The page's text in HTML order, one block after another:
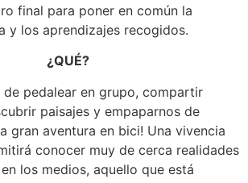
final para poner en común la
y los aprendizajes recogidos.
¿QUÉ?
de pedalear en grupo, compartir
paisajes y empaparnos de
gran aventura en bici! Una vivencia
conocer muy de cerca realidades
los medios, aquello que está